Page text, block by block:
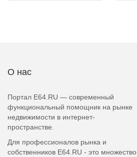
О нас
Портал E64.RU — современный
функциональный помощник на рынке
недвижимости в интернет-
пространстве.
Для профессионалов рынка и
собственников E64.RU - это множество